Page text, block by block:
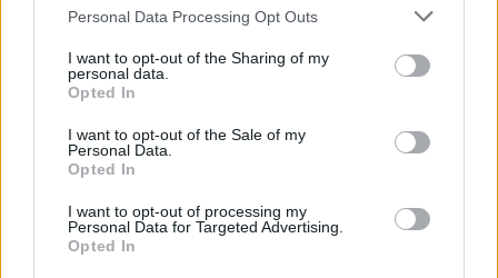
Personal Data Processing Opt Outs
I want to opt-out of the Sharing of my
personal data.
Opted In
I want to opt-out of the Sale of my
Personal Data.
Opted In
I want to opt-out of processing my
Personal Data for Targeted Advertising.
Opted In
een review voor een medicijn. Voor het delen van ervaringen is
reviews alleen een beeld van de ervaring van de schrijvers en niet
die van de eigenaar van deze website. Denk er aan dat de
voor medisch advies altijd contact op moet nemen met uw arts of
apotheker.